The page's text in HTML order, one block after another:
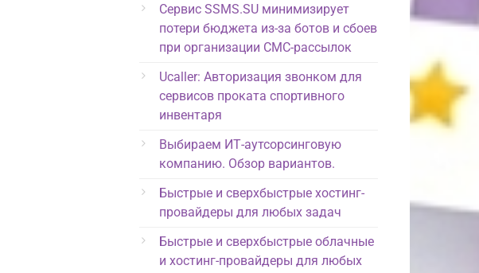
Сервис SSMS.SU минимизирует
потери бюджета из-за ботов и сбоев
при организации СМС-рассылок
Ucaller: Авторизация звонком для
сервисов проката спортивного
инвентаря
Выбираем ИТ-аутсорсинговую
компанию. Обзор вариантов.
Быстрые и сверхбыстрые хостинг-
провайдеры для любых задач
Быстрые и сверхбыстрые облачные
и хостинг-провайдеры для любых